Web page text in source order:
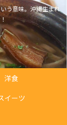
う意味。沖縄生まれ
洋食
イーツ